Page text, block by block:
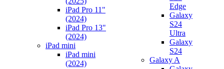
iPad Pro 11"
(2024)
iPad Pro 13"
(2024)
iPad mini
iPad mini
(2024)
Edge
Galaxy
S24
Ultra
Galaxy
S24
Galaxy A